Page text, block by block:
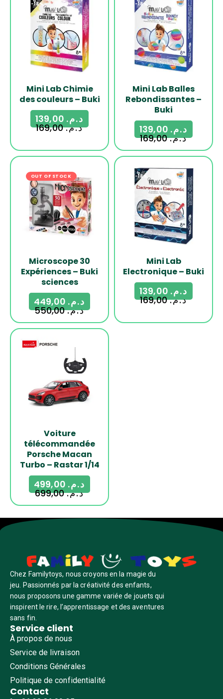
-18%
Mini Lab Chimie
des couleurs – Buki
د.م.169,00
د.م.
-18%
Mini Lab Balles
Rebondissantes –
Buki
د.م.169,00
د.م.
OUT OF STOCK -18%
Microscope 30
Expériences – Buki
sciences
د.م.550,00
د.م.
-18%
Mini Lab
Electronique – Buki
د.م.169,00
د.م.
-29%
Voiture
télécommandée
Porsche Macan
Turbo – Rastar 1/14
د.م.699,00
د.م.
Chez Familytoys, nous croyons en la magie du
jeu. Passionnés par la créativité des enfants,
nous proposons une gamme variée de jouets qui
inspirent le rire, l’apprentissage et des aventures
sans fin.
Service client
À propos de nous
Service de livraison
Conditions Générales
Politique de confidentialité
Contact